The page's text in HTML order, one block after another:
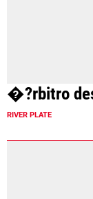
�?rbitro
RIVER PLATE